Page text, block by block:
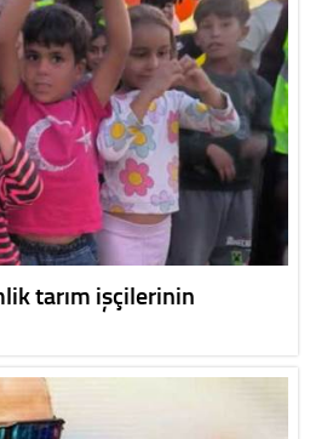
tarım işçilerinin